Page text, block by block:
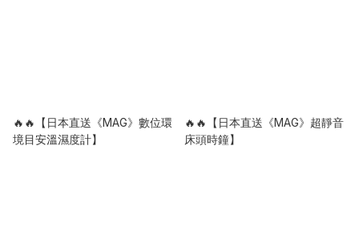
🔥🔥【日本直送《MAG》數位環
境目安溫濕度計】
🔥🔥【日本直送《MAG》超靜音
床頭時鐘】